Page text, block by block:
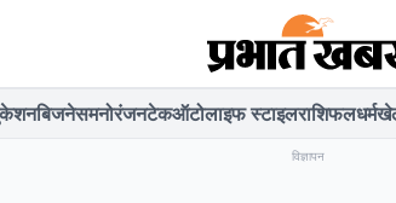
बिजनेसमनोरंजनटेकऑटोलाइफ स्टाइलराशिफलधर्म
विज्ञापन